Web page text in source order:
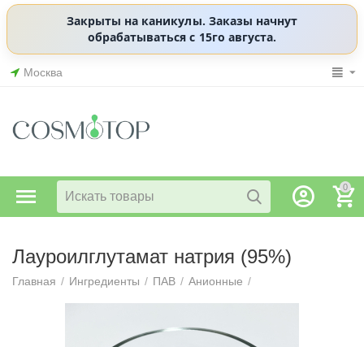
Закрыты на каникулы. Заказы начнут
обрабатываться с 15го августа.
Москва
0
Лауроилглутамат натрия (95%)
Главная / Ингредиенты / ПАВ / Анионные /